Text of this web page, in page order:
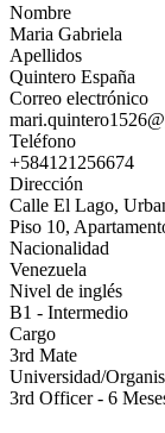
Nombre
Maria Gabriela
Apellidos
Quintero España
Correo electrónico
Teléfono
+584121256674
Dirección
Calle El Lago,
Piso 10,
Nacionalidad
Venezuela
Nivel de inglés
B1 - Intermedio
Cargo
3rd Mate
Universidad/
3rd Officer - 6